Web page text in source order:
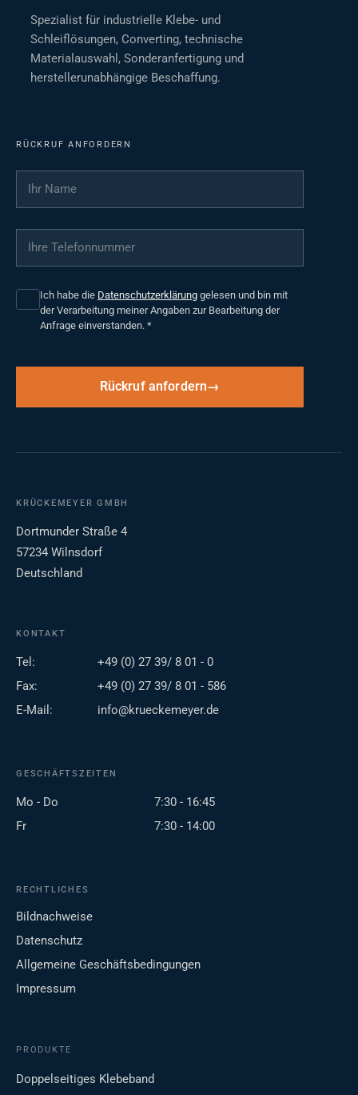
Spezialist für industrielle Klebe- und
Schleiflösungen, Converting, technische
Materialauswahl, Sonderanfertigung und
herstellerunabhängige Beschaffung.
RÜCKRUF ANFORDERN
Ihr Name
Ihre Telefonnummer
Ich habe die Datenschutzerklärung gelesen und bin mit
der Verarbeitung meiner Angaben zur Bearbeitung der
Anfrage einverstanden. *
Rückruf anfordern
KRÜCKEMEYER GMBH
Dortmunder Straße 4
57234 Wilnsdorf
Deutschland
KONTAKT
Tel:
+49 (0) 27 39/ 8 01 - 0
Fax:
+49 (0) 27 39/ 8 01 - 586
E-Mail:
info@krueckemeyer.de
GESCHÄFTSZEITEN
Mo - Do
7:30 - 16:45
Fr
7:30 - 14:00
RECHTLICHES
Bildnachweise
Datenschutz
Allgemeine Geschäftsbedingungen
Impressum
PRODUKTE
Doppelseitiges Klebeband